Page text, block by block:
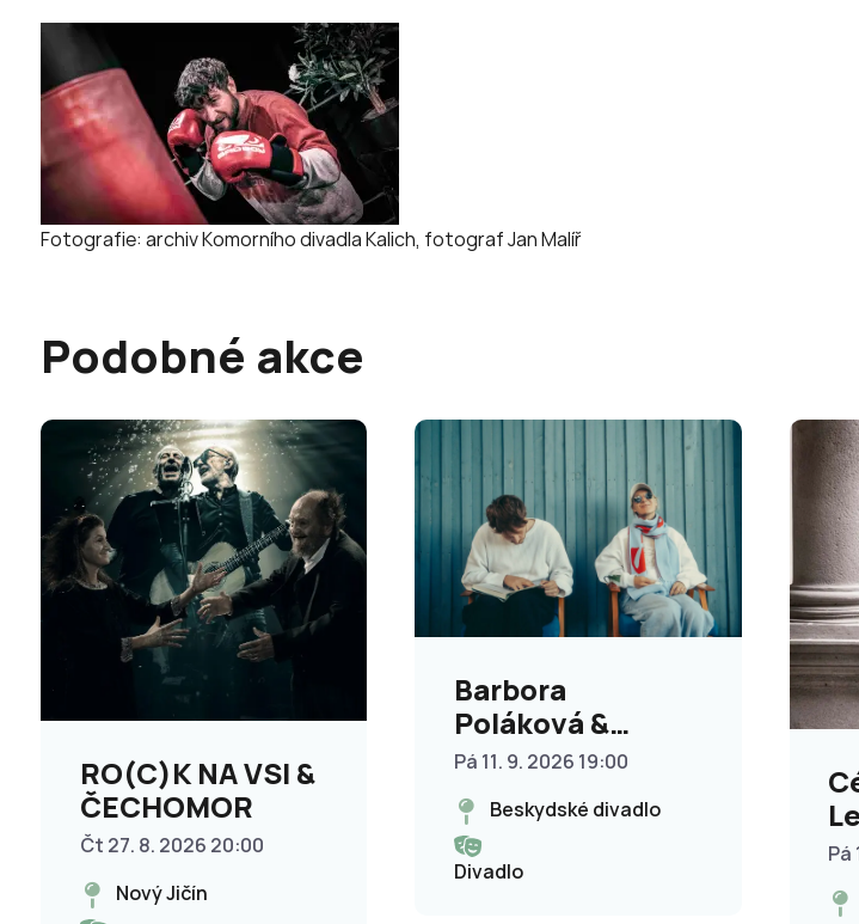
Fotografie: archiv Komorního divadla Kalich, fotograf Jan Malíř
Podobné akce
RO(C)K NA VSI &
ČECHOMOR
Čt 27. 8. 2026 20:00
Nový Jičín
Barbora
Poláková &
Štěpán Urban –
Koncertní turné
Sršeň
Pá 11. 9. 2026 19:00
Beskydské divadlo
Divadlo
Pá